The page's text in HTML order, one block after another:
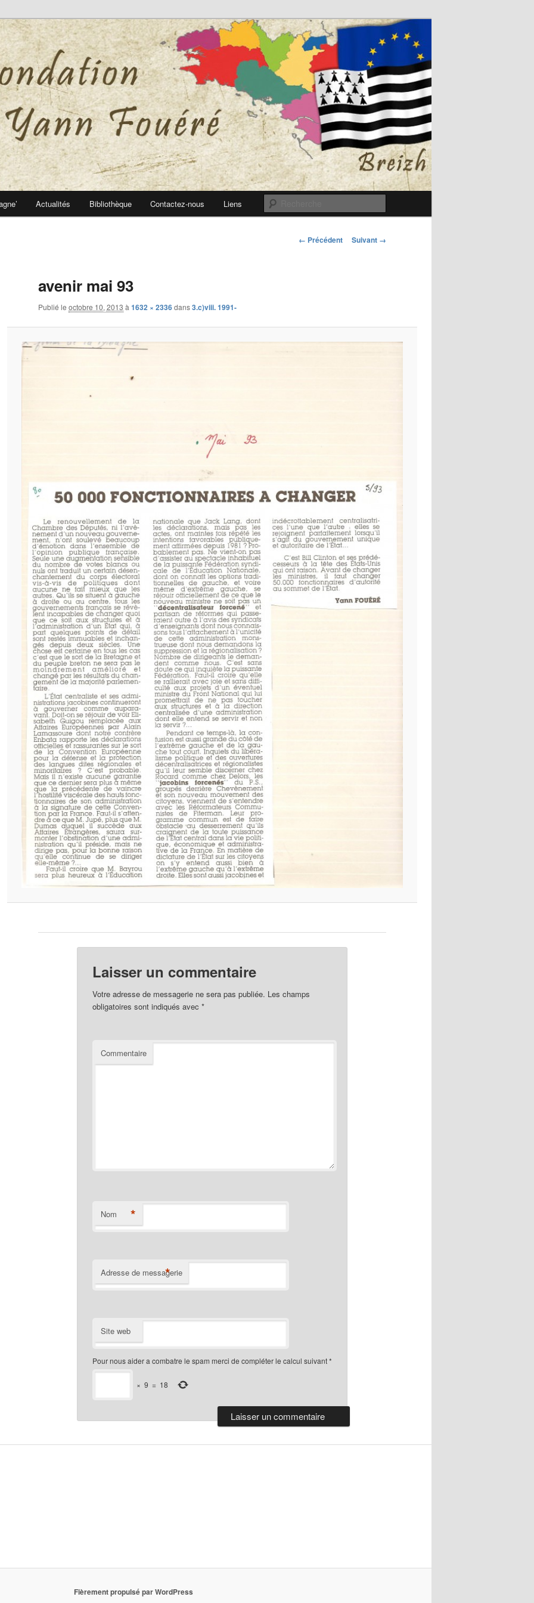
Fouéré
Fouéré
Actualités Bibliothèque Contactez-nous Liens
Navigation
← Précédent Suivant →
avenir mai 93
Publié le octobre 10, 2013 à 1632 × 2336dans3.c)viii. 1991-
Laisser un commentaire
Votre adresse de messagerie ne sera pas publiée. Les champs
obligatoires sont indiqués avec *
Commentaire
Nom *
Adresse de messagerie
*
Site web
Pour nous aider a combatre le spam merci de compléter le calcul suivant*
× 9 = 18
Fièrement propulsé par WordPress